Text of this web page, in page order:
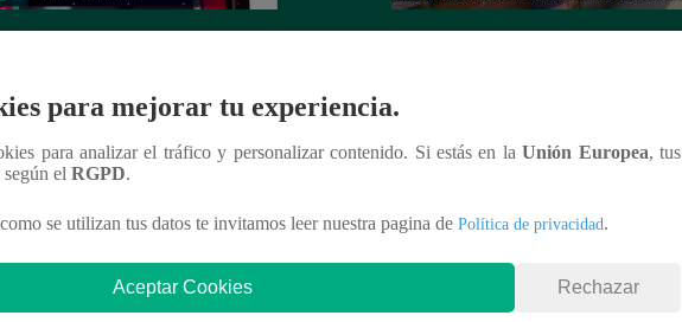
para mejorar tu experiencia.
para analizar el tráfico y personalizar contenido. Si estás en laUnión Europea, tus
según el RGPD.
se utilizan tus datos te invitamos leer nuestra pagina de Política de privacidad.
Aceptar Cookies Rechazar